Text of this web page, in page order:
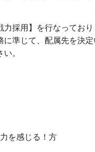
採用】を行なっており
準じて、配属先を決定
。
を感じる！方